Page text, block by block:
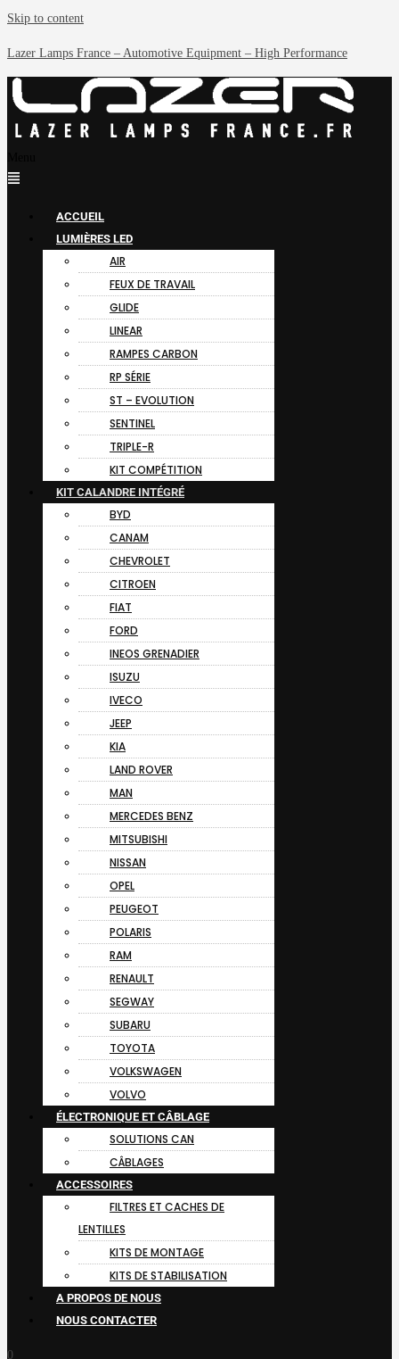
Skip to content
Lazer Lamps France – Automotive Equipment – High Performance
ACCUEIL
LUMIÈRES LED
AIR
FEUX DE TRAVAIL
GLIDE
LINEAR
RAMPES CARBON
RP SÉRIE
ST – EVOLUTION
SENTINEL
TRIPLE-R
KIT COMPÉTITION
KIT CALANDRE INTÉGRÉ
BYD
CANAM
CHEVROLET
CITROEN
FIAT
FORD
INEOS GRENADIER
ISUZU
IVECO
JEEP
KIA
LAND ROVER
MAN
MERCEDES BENZ
MITSUBISHI
NISSAN
OPEL
PEUGEOT
POLARIS
RAM
RENAULT
SEGWAY
SUBARU
TOYOTA
VOLKSWAGEN
VOLVO
ÉLECTRONIQUE ET CÂBLAGE
SOLUTIONS CAN
CÂBLAGES
ACCESSOIRES
FILTRES ET CACHES DE
LENTILLES
KITS DE MONTAGE
KITS DE STABILISATION
A PROPOS DE NOUS
NOUS CONTACTER
0